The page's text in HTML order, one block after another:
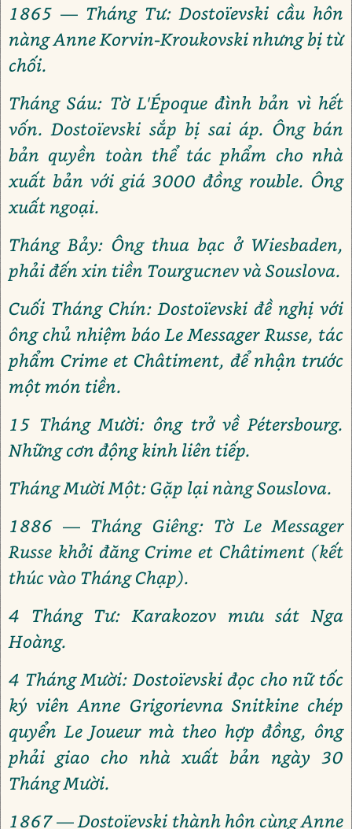
1865 — Tháng Tư: Dostoïevski cầu hôn
nàng Anne Korvin-Kroukovski nhưng bị từ
chối.
Tháng Sáu: Tờ L'Époque đình bản vì hết
vốn. Dostoïevski sắp bị sai áp. Ông bán
bản quyền toàn thể tác phẩm cho nhà
xuất bản với giá 3000 đồng rouble. Ông
xuất ngoại.
Tháng Bảy: Ông thua bạc ở Wiesbaden,
phải đến xin tiền Tourgucnev và Souslova.
Cuối Tháng Chín: Dostoïevski đề nghị với
ông chủ nhiệm báo Le Messager Russe, tác
phẩm Crime et Châtiment, để nhận trước
một món tiền.
15 Tháng Mười: ông trở về Pétersbourg.
Những cơn động kinh liên tiếp.
Tháng Mười Một: Gặp lại nàng Souslova.
1886 — Tháng Giêng: Tờ Le Messager
Russe khởi đăng Crime et Châtiment (kết
thúc vào Tháng Chạp).
4 Tháng Tư: Karakozov mưu sát Nga
Hoàng.
4 Tháng Mười: Dostoïevski đọc cho nữ tốc
ký viên Anne Grigorievna Snitkine chép
quyển Le Joueur mà theo hợp đồng, ông
phải giao cho nhà xuất bản ngày 30
Tháng Mười.
1867 — Dostoïevski thành hôn cùng Anne